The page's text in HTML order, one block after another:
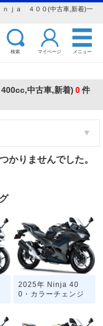
ｎｊａ ４００(中古車,新着)一
検索 マイページ メニュー
中古車,新着) 0件
かりませんでした。
2025年 Ninja 40
0・カラーチェンジ